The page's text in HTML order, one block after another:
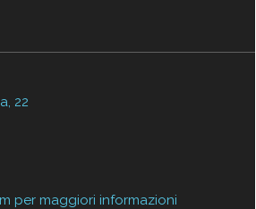
22
per maggiori informazioni